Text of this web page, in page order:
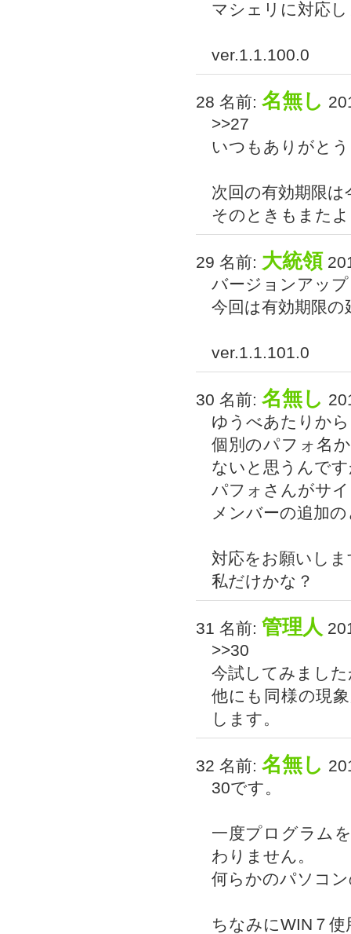
マシェリに対応
ver.1.1.100.0
28 名前: 名無し
>>27
いつもありがと
次回の有効期限
そのときもまた
29 名前: 大統領
バージョンアッ
今回は有効期限
ver.1.1.101.0
30 名前: 名無し
ゆうべあたりか
個別のパフォ名
ないと思うんで
パフォさんがサ
メンバーの追加
対応をお願いしま
私だけかな？
31 名前: 管理人
>>30
今試してみまし
他にも同様の現
します。
32 名前: 名無し
30です。
一度プログラム
わりません。
何らかのパソコ
ちなみにWIN７使